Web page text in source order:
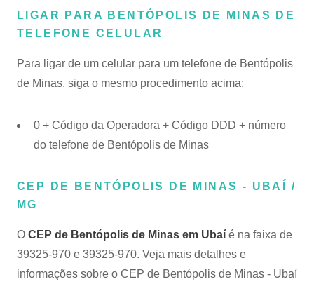
LIGAR PARA BENTÓPOLIS DE MINAS DE
TELEFONE CELULAR
Para ligar de um celular para um telefone de Bentópolis
de Minas, siga o mesmo procedimento acima:
0 + Código da Operadora + Código DDD + número
do telefone de Bentópolis de Minas
CEP DE BENTÓPOLIS DE MINAS - UBAÍ /
MG
O CEP de Bentópolis de Minas em Ubaí é na faixa de
39325-970 e 39325-970. Veja mais detalhes e
informações sobre o CEP de Bentópolis de Minas - Ubaí